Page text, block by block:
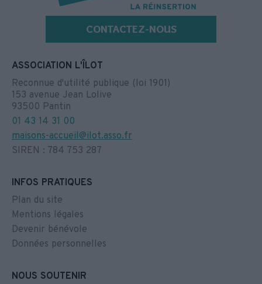
CONTACTEZ-NOUS
ASSOCIATION L'ÎLOT
Reconnue d'utilité publique (loi 1901)
153 avenue Jean Lolive
93500 Pantin
01 43 14 31 00
maisons-accueil@ilot.asso.fr
SIREN : 784 753 287
INFOS PRATIQUES
Plan du site
Mentions légales
Devenir bénévole
Données personnelles
NOUS SOUTENIR